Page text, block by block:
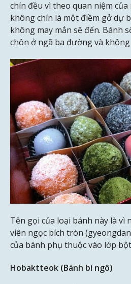
chín đều vì theo quan niệm
không chín là một điềm gở dự
không may mắn sẽ đến. Bánh
chôn ở ngã ba đường và
Tên gọi của loại bánh này là vì
viên ngọc bích tròn
của bánh phụ thuộc vào lớp
Hobaktteok (Bánh bí ngô)